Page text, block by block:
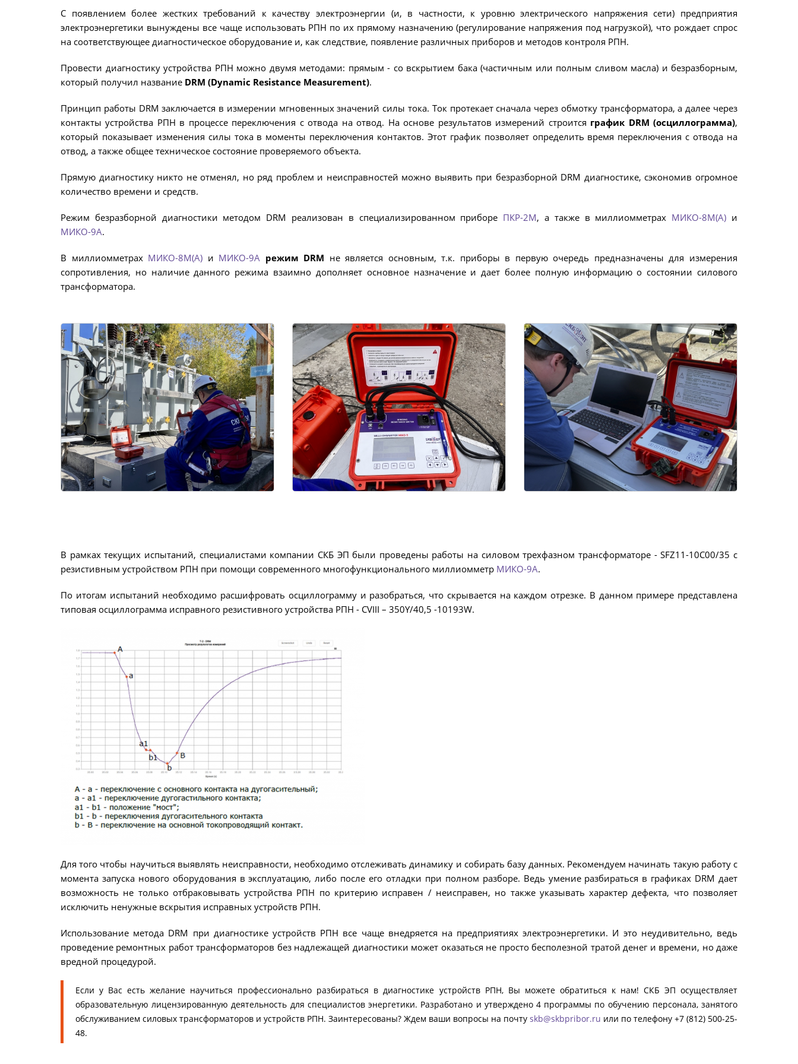
ИЗМЕРЕНИЕ СОПРОТИВЛЕНИЯ В
БЕЗИНДУКТИВНЫХ ОБЪЕКТАХ
ИЗМЕРЕНИЕ СОПРОТИВЛЕНИЯ В
РАЗМАГНИЧИВАНИЕ
ТРАНСФОРМАТОРОВ
ОХЛАЖДЕНИЯ)
ТРАССОПОИСКОВОЕ УСТРОЙСТВО И
ИДЕНТИФИКАТОРЫ
НИЗКОВОЛЬТНОЙ СЕТИ
С появлением более жестких требований к качеству электроэнергии (и, в частности, к уровню электрического напряжения сети) предприятия
электроэнергетики вынуждены все чаще использовать РПН по их прямому назначению (регулирование напряжения под нагрузкой), что рождает спрос
на соответствующее диагностическое оборудование и, как следствие, появление различных приборов и методов контроля РПН.
Провести диагностику устройства РПН можно двумя методами: прямым - со вскрытием бака (частичным или полным сливом масла) и безразборным,
который получил название DRM (Dynamic Resistance Measurement).
Принцип работы DRM заключается в измерении мгновенных значений силы тока. Ток протекает сначала через обмотку трансформатора, а далее через
контакты устройства РПН в процессе переключения с отвода на отвод. На основе результатов измерений строится график DRM (осциллограмма),
который показывает изменения силы тока в моменты переключения контактов. Этот график позволяет определить время переключения с отвода на
отвод, а также общее техническое состояние проверяемого объекта.
Прямую диагностику никто не отменял, но ряд проблем и неисправностей можно выявить при безразборной DRM диагностике, сэкономив огромное
количество времени и средств.
Режим безразборной диагностики методом DRM реализован в специализированном приборе ПКР-2М, а также в миллиомметрах МИКО-8М(А) и
МИКО-9А.
В миллиомметрах МИКО-8М(А) и МИКО-9А режим DRM не является основным, т.к. приборы в первую очередь предназначены для измерения
сопротивления, но наличие данного режима взаимно дополняет основное назначение и дает более полную информацию о состоянии силового
трансформатора.
В рамках текущих испытаний, специалистами компании СКБ ЭП были проведены работы на силовом трехфазном трансформаторе - SFZ11-10C00/35 с
резистивным устройством РПН при помощи современного многофункционального миллиомметр МИКО-9А.
По итогам испытаний необходимо расшифровать осциллограмму и разобраться, что скрывается на каждом отрезке. В данном примере представлена
типовая осциллограмма исправного резистивного устройства РПН - CVIII – 350Y/40,5 -10193W.
Для того чтобы научиться выявлять неисправности, необходимо отслеживать динамику и собирать базу данных. Рекомендуем начинать такую работу с
момента запуска нового оборудования в эксплуатацию, либо после его отладки при полном разборе. Ведь умение разбираться в графиках DRM дает
возможность не только отбраковывать устройства РПН по критерию исправен / неисправен, но также указывать характер дефекта, что позволяет
исключить ненужные вскрытия исправных устройств РПН.
Использование метода DRM при диагностике устройств РПН все чаще внедряется на предприятиях электроэнергетики. И это неудивительно, ведь
проведение ремонтных работ трансформаторов без надлежащей диагностики может оказаться не просто бесполезной тратой денег и времени, но даже
вредной процедурой.
Если у Вас есть желание научиться профессионально разбираться в диагностике устройств РПН, Вы можете обратиться к нам! СКБ ЭП осуществляет
образовательную лицензированную деятельность для специалистов энергетики. Разработано и утверждено 4 программы по обучению персонала, занятого
обслуживанием силовых трансформаторов и устройств РПН. Заинтересованы? Ждем ваши вопросы на почту skb@skbpribor.ru или по телефону +7 (812) 500-25-
48.